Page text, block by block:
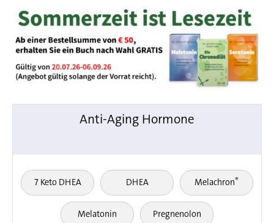
Anti-Aging Hormone
7 Keto DHEA DHEA Melachron®
Melatonin Pregnenolon